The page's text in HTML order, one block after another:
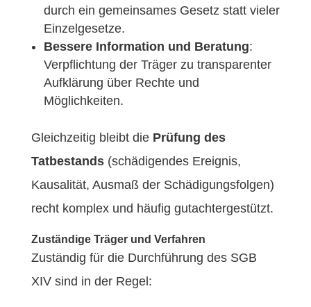
durch ein gemeinsames Gesetz statt vieler
Einzelgesetze.
Bessere Information und Beratung:
Verpflichtung der Träger zu transparenter
Aufklärung über Rechte und
Möglichkeiten.
Gleichzeitig bleibt die Prüfung des
Tatbestands(schädigendes Ereignis,
Kausalität, Ausmaß der Schädigungsfolgen)
recht komplex und häufig gutachtergestützt.
Zuständige Träger und Verfahren
Zuständig für die Durchführung des SGB
XIV sind in der Regel: